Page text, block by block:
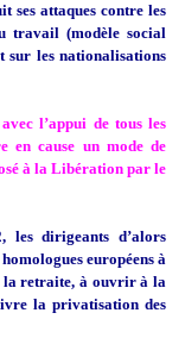
ses attaques contre les
travail (modèle social
sur les nationalisations
l’appui de tous les
en cause un mode de
à la Libération par le
les dirigeants d’alors
européens à
la retraite, à ouvrir à la
la privatisation des